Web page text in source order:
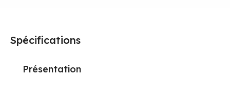
Spécifications
Présentation